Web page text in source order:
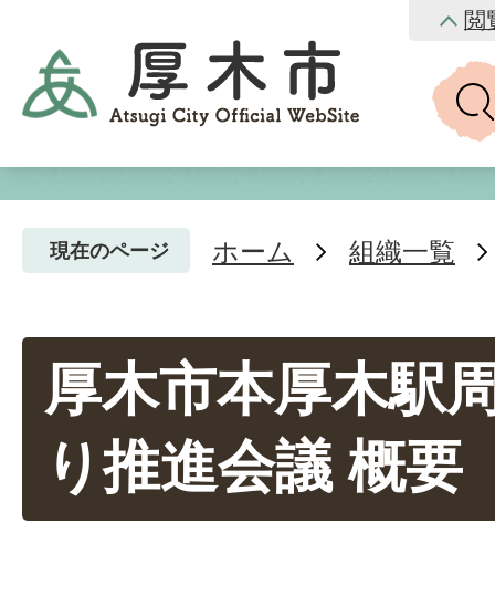
閲
現在のページ ホーム 組織一覧
厚木市本厚木駅
り推進会議 概要